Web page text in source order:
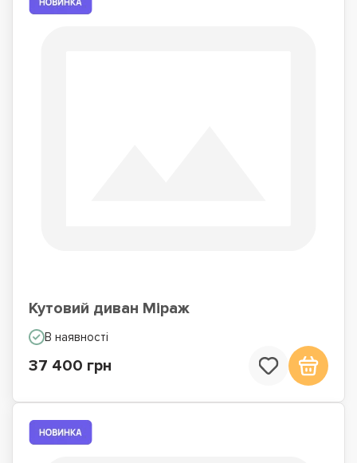
Кутовий диван Міраж
В наявності
37 400 грн